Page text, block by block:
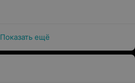
Показать ещё